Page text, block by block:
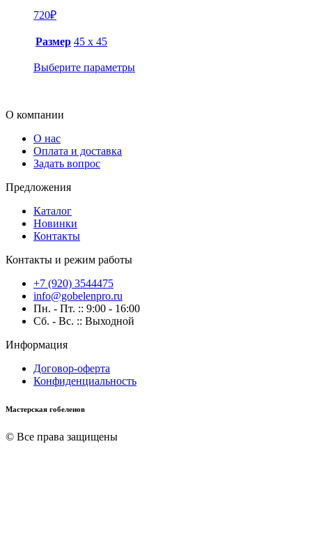
720₽
Размер 45 х 45
Выберите параметры
О компании
О нас
Оплата и доставка
Задать вопрос
Предложения
Каталог
Новинки
Контакты
Контакты и режим работы
+7 (920) 3544475
info@gobelenpro.ru
Пн. - Пт. :: 9:00 - 16:00
Сб. - Вс. :: Выходной
Информация
Договор-оферта
Конфиденциальность
Мастерская гобеленов
© Все права защищены